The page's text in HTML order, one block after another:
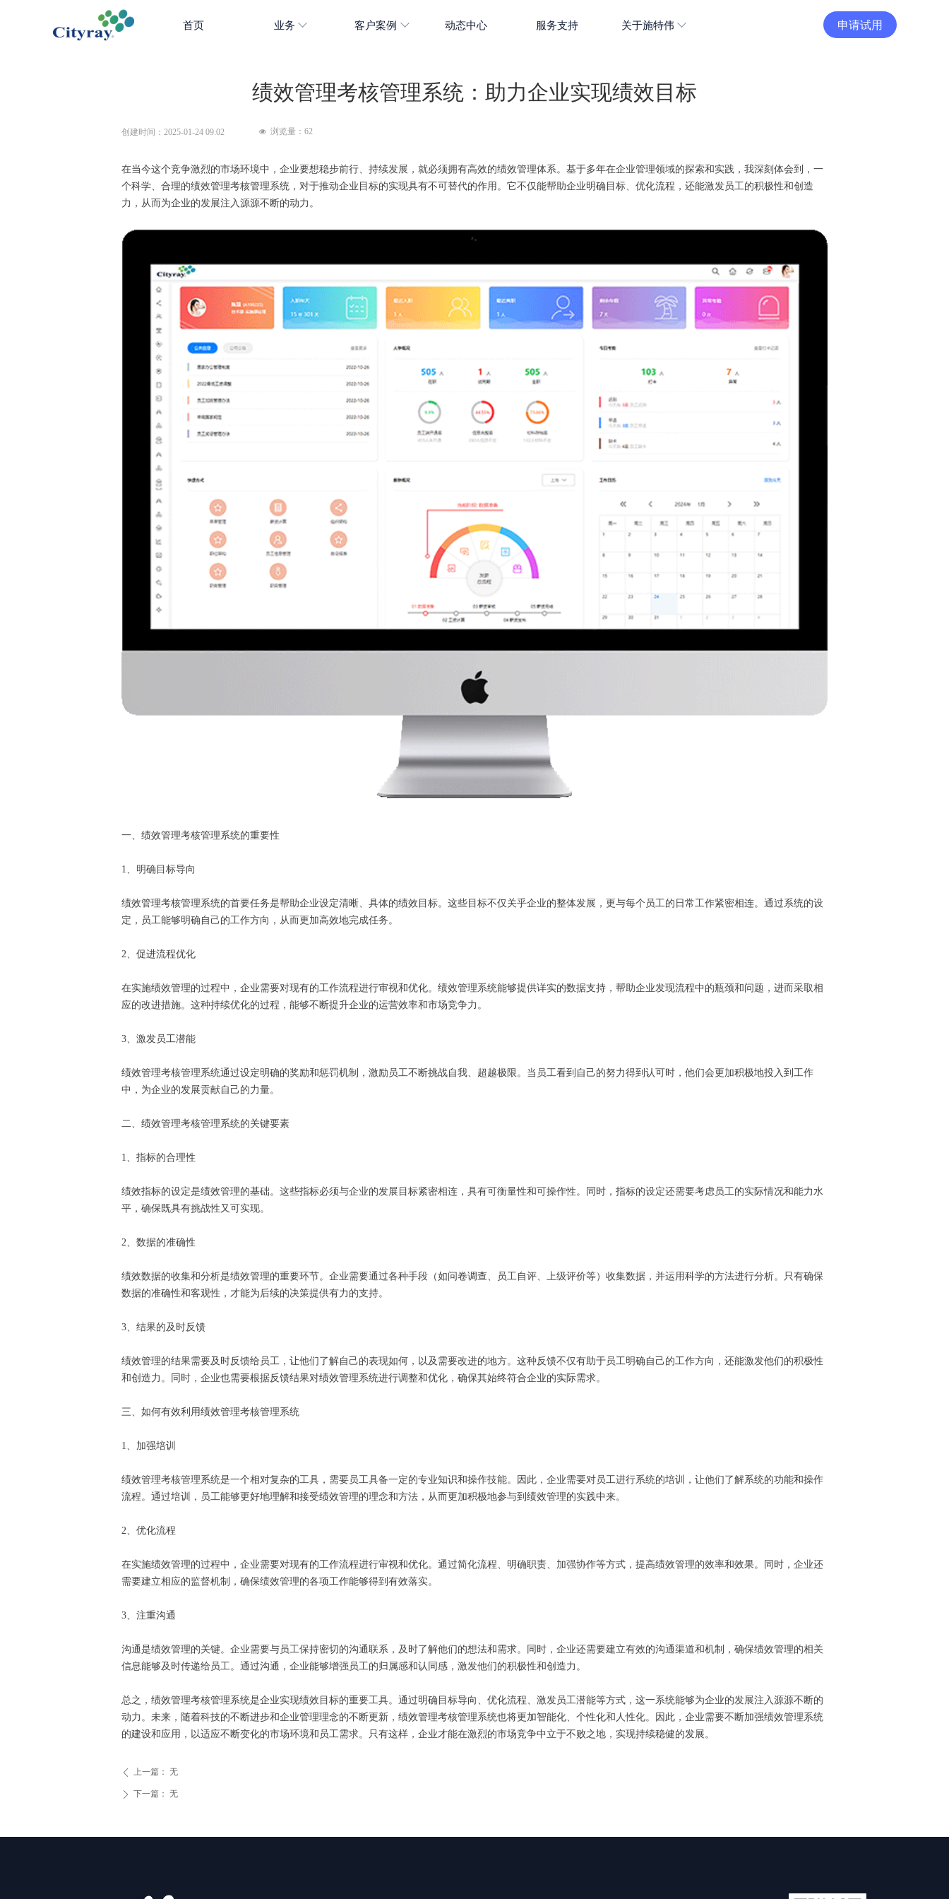
首页 业务 客户案例 动态中心 服务支持 关于施特伟 申请试用
绩效管理考核管理系统：助力企业实现绩效目标
在当今这个竞争激烈的市场环境中，企业要想稳步前行、持续发展，就必须拥有高效的绩效管理体系。基于多年在企业管理领域的探索和实践，我深刻体会到，一
个科学、合理的绩效管理考核管理系统，对于推动企业目标的实现具有不可替代的作用。它不仅能帮助企业明确目标、优化流程，还能激发员工的积极性和创造
力，从而为企业的发展注入源源不断的动力。
一、绩效管理考核管理系统的重要性
1、明确目标导向
绩效管理考核管理系统的首要任务是帮助企业设定清晰、具体的绩效目标。这些目标不仅关乎企业的整体发展，更与每个员工的日常工作紧密相连。通过系统的设
定，员工能够明确自己的工作方向，从而更加高效地完成任务。
2、促进流程优化
在实施绩效管理的过程中，企业需要对现有的工作流程进行审视和优化。绩效管理系统能够提供详实的数据支持，帮助企业发现流程中的瓶颈和问题，进而采取相
应的改进措施。这种持续优化的过程，能够不断提升企业的运营效率和市场竞争力。
3、激发员工潜能
绩效管理考核管理系统通过设定明确的奖励和惩罚机制，激励员工不断挑战自我、超越极限。当员工看到自己的努力得到认可时，他们会更加积极地投入到工作
中，为企业的发展贡献自己的力量。
二、绩效管理考核管理系统的关键要素
1、指标的合理性
绩效指标的设定是绩效管理的基础。这些指标必须与企业的发展目标紧密相连，具有可衡量性和可操作性。同时，指标的设定还需要考虑员工的实际情况和能力水
平，确保既具有挑战性又可实现。
2、数据的准确性
绩效数据的收集和分析是绩效管理的重要环节。企业需要通过各种手段（如问卷调查、员工自评、上级评价等）收集数据，并运用科学的方法进行分析。只有确保
数据的准确性和客观性，才能为后续的决策提供有力的支持。
3、结果的及时反馈
绩效管理的结果需要及时反馈给员工，让他们了解自己的表现如何，以及需要改进的地方。这种反馈不仅有助于员工明确自己的工作方向，还能激发他们的积极性
和创造力。同时，企业也需要根据反馈结果对绩效管理系统进行调整和优化，确保其始终符合企业的实际需求。
三、如何有效利用绩效管理考核管理系统
1、加强培训
绩效管理考核管理系统是一个相对复杂的工具，需要员工具备一定的专业知识和操作技能。因此，企业需要对员工进行系统的培训，让他们了解系统的功能和操作
流程。通过培训，员工能够更好地理解和接受绩效管理的理念和方法，从而更加积极地参与到绩效管理的实践中来。
2、优化流程
在实施绩效管理的过程中，企业需要对现有的工作流程进行审视和优化。通过简化流程、明确职责、加强协作等方式，提高绩效管理的效率和效果。同时，企业还
需要建立相应的监督机制，确保绩效管理的各项工作能够得到有效落实。
3、注重沟通
沟通是绩效管理的关键。企业需要与员工保持密切的沟通联系，及时了解他们的想法和需求。同时，企业还需要建立有效的沟通渠道和机制，确保绩效管理的相关
信息能够及时传递给员工。通过沟通，企业能够增强员工的归属感和认同感，激发他们的积极性和创造力。
总之，绩效管理考核管理系统是企业实现绩效目标的重要工具。通过明确目标导向、优化流程、激发员工潜能等方式，这一系统能够为企业的发展注入源源不断的
动力。未来，随着科技的不断进步和企业管理理念的不断更新，绩效管理考核管理系统也将更加智能化、个性化和人性化。因此，企业需要不断加强绩效管理系统
的建设和应用，以适应不断变化的市场环境和员工需求。只有这样，企业才能在激烈的市场竞争中立于不败之地，实现持续稳健的发展。
ꄴ 上一篇： 无
ꄲ 下一篇： 无
创建时间： 2025-01-24 09:02 넶 浏览量： 62